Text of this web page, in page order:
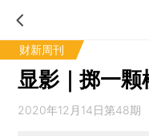
财新周刊
显影｜掷一
2020年12月14日第48期